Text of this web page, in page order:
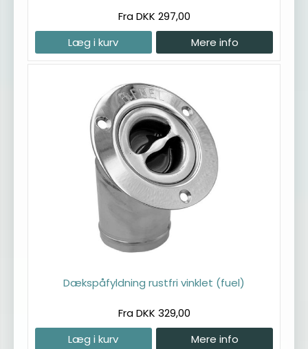
Fra DKK 297,00
Læg i kurv
Mere info
Dækspåfyldning rustfri vinklet (fuel)
Fra DKK 329,00
Læg i kurv
Mere info